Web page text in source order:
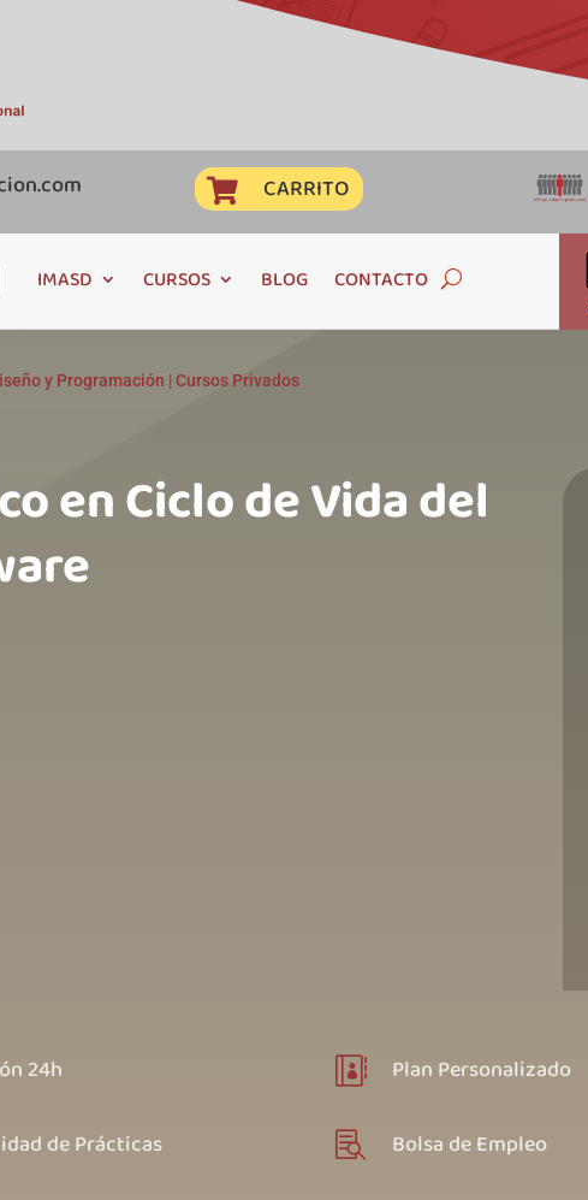
 CARRITO
IMASD CURSOS BLOG CONTACTO
y Programación |Cursos Privados
en Ciclo de Vida del
24h
de Prácticas
 Plan Personalizado
 Bolsa de Empleo